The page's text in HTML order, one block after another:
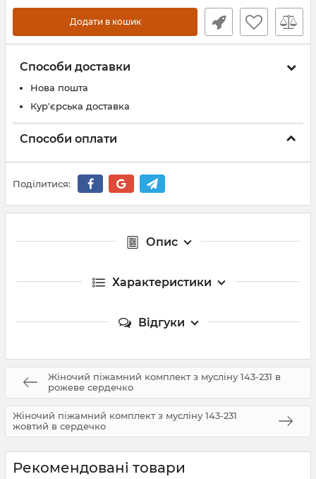
Додати в кошик
Способи доставки
Нова пошта
Кур'єрська доставка
Способи оплати
Поділитися:
Опис
Характеристики
Відгуки
Жіночий піжамний комплект з мусліну 143-231 в
рожеве сердечко
Жіночий піжамний комплект з мусліну 143-231
жовтий в сердечко
Рекомендовані товари